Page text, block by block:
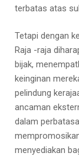
terbatas atas
Tetapi dengan
Raja -raja
bijak,
keinginan
pelindung
ancaman
dalam
menyediakan